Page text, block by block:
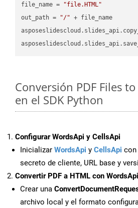
file_name =
"file.HTML"
out_path =
"/" + file_name
Conversión PDF Files
en el SDK Python
Configurar WordsApi y CellsApi
Inicializar WordsApi y CellsApi con
secreto de cliente, URL base y
Convertir PDF a HTML con WordsApi
Crear una
archivo local y el formato